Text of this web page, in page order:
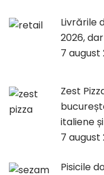
Livrările
2026,
7 august
Zest
italiene
7 august
Pisicile